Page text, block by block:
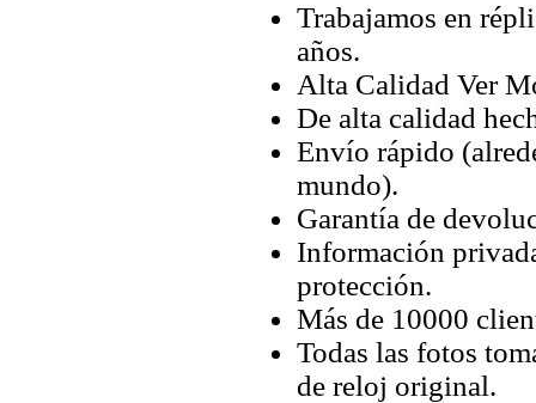
Trabajamos en
años.
Alta Calidad Ver
De alta calidad
Envío rápido
mundo).
Garantía de
Información
protección.
Más de 10000
Todas las fotos
de reloj original.